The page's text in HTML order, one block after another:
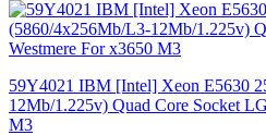
59Y4021 IBM [Intel] Xeon E5630
12Mb/1.225v) Quad Core Socket
M3